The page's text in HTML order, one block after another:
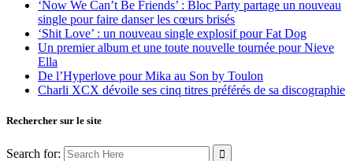
‘Now We Can’t Be Friends’ : Bloc Party partage un nouveau
single pour faire danser les cœurs brisés
‘Shit Love’ : un nouveau single explosif pour Fat Dog
Un premier album et une toute nouvelle tournée pour Nieve
Ella
De l’Hyperlove pour Mika au Son by Toulon
Charli XCX dévoile ses cinq titres préférés de sa discographie
Rechercher sur le site
Search for: